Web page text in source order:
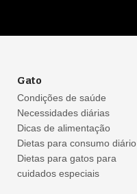
Gato
Condições de saúde
Necessidades diárias
Dicas de alimentação
Dietas para consumo diário
Dietas para gatos para
cuidados especiais